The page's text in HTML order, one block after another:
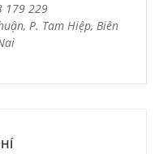
179 229
P. Tam Hiệp, Biên